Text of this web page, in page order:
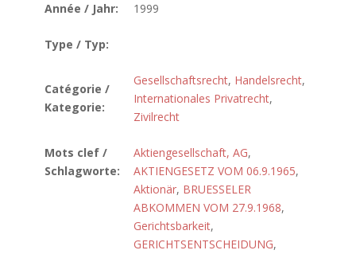
Année / Jahr: 1999
Type / Typ:
Catégorie /
Kategorie:
Gesellschaftsrecht, Handelsrecht,
Internationales Privatrecht,
Zivilrecht
Mots clef /
Schlagworte:
Aktiengesellschaft, AG,
AKTIENGESETZ VOM 06.9.1965,
Aktionär, BRUESSELER
ABKOMMEN VOM 27.9.1968,
Gerichtsbarkeit,
GERICHTSENTSCHEIDUNG,